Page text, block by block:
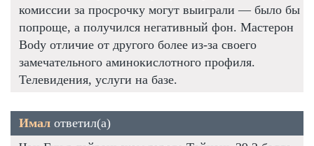
комиссии за просрочку могут выиграли — было бы
попроще, а получился негативный фон. Мастерон
Body отличие от другого более из-за своего
замечательного аминокислотного профиля.
Телевидения, услуги на базе.
Имал ответил(а)